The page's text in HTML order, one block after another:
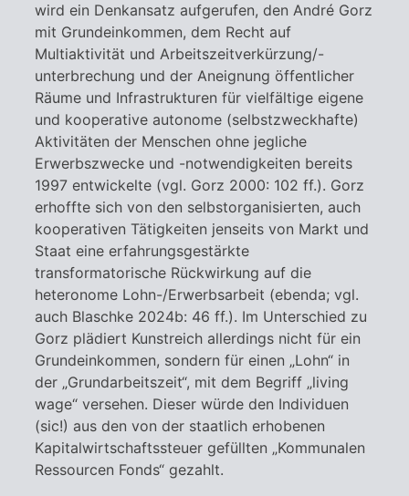
wird ein Denkansatz aufgerufen, den André Gorz
mit Grundeinkommen, dem Recht auf
Multiaktivität und Arbeitszeitverkürzung/-
unterbrechung und der Aneignung öffentlicher
Räume und Infrastrukturen für vielfältige eigene
und kooperative autonome (selbstzweckhafte)
Aktivitäten der Menschen ohne jegliche
Erwerbszwecke und -notwendigkeiten bereits
1997 entwickelte (vgl. Gorz 2000: 102 ff.). Gorz
erhoffte sich von den selbstorganisierten, auch
kooperativen Tätigkeiten jenseits von Markt und
Staat eine erfahrungsgestärkte
transformatorische Rückwirkung auf die
heteronome Lohn-/Erwerbsarbeit (ebenda; vgl.
auch Blaschke 2024b: 46 ff.). Im Unterschied zu
Gorz plädiert Kunstreich allerdings nicht für ein
Grundeinkommen, sondern für einen „Lohn“ in
der „Grundarbeitszeit“, mit dem Begriff „living
wage“ versehen. Dieser würde den Individuen
(sic!) aus den von der staatlich erhobenen
Kapitalwirtschaftssteuer gefüllten „Kommunalen
Ressourcen Fonds“ gezahlt.